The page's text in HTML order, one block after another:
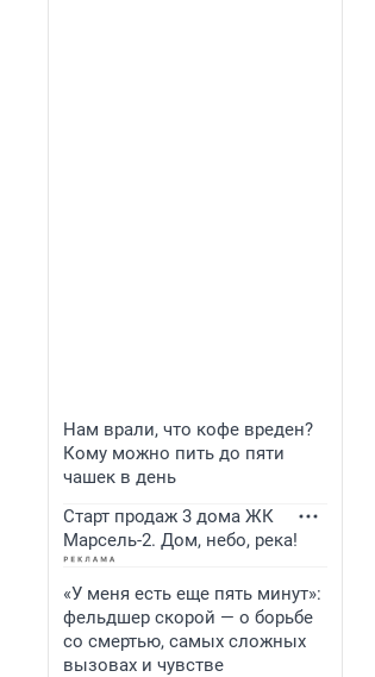
Нам врали, что кофе вреден?
Кому можно пить до пяти
чашек в день
Старт продаж 3 дома ЖК
Марсель-2. Дом, небо, река!
«У меня есть еще пять минут»:
фельдшер скорой — о борьбе
со смертью, самых сложных
вызовах и чувстве